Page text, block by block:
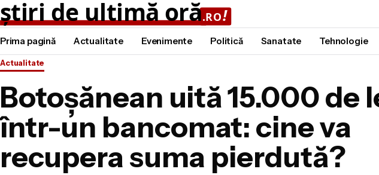
Prima pagină Actualitate Evenimente Politică Sanatate Tehnologie
Actualitate
Botoșănean uită 15.000 de
într-un bancomat: cine va
recupera suma pierdută?